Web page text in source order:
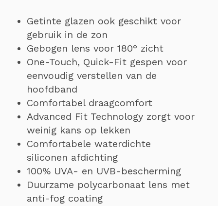
Getinte glazen ook geschikt voor
gebruik in de zon
Gebogen lens voor 180° zicht
One-Touch, Quick-Fit gespen voor
eenvoudig verstellen van de
hoofdband
Comfortabel draagcomfort
Advanced Fit Technology zorgt voor
weinig kans op lekken
Comfortabele waterdichte
siliconen afdichting
100% UVA- en UVB-bescherming
Duurzame polycarbonaat lens met
anti-fog coating